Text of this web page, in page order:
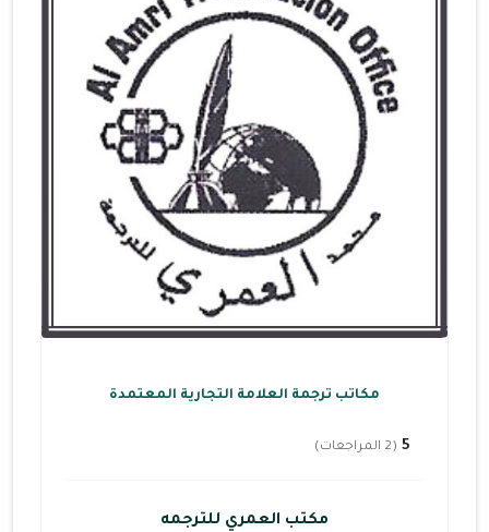
مكاتب ترجمة العلامة التجارية المعتمدة
5 (2 المراجعات)
مكتب العمري للترجمه